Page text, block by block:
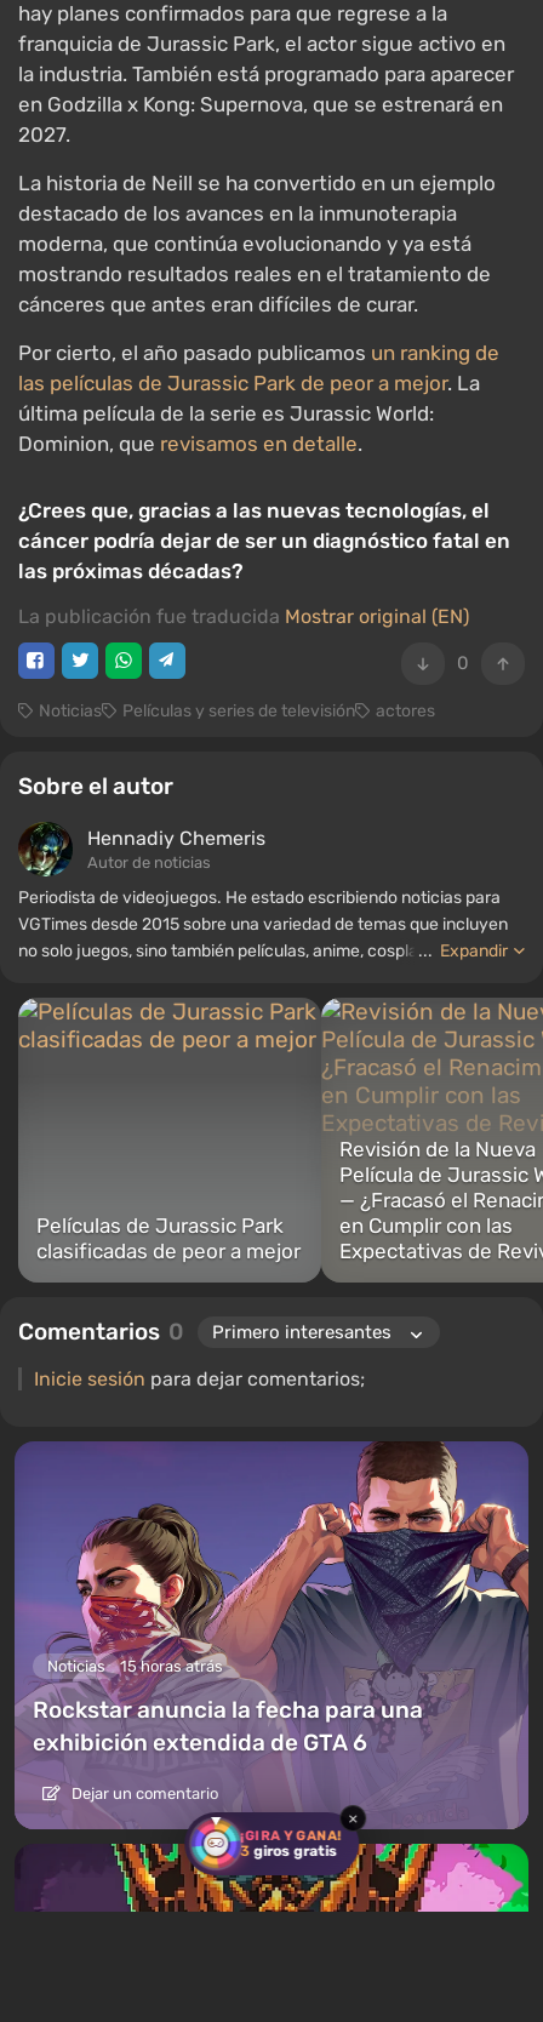
¡GIRA Y GANA!
3 giros gratis
×
hay planes confirmados para que regrese a la
franquicia de Jurassic Park, el actor sigue activo en
la industria. También está programado para aparecer
en Godzilla x Kong: Supernova, que se estrenará en
2027.
La historia de Neill se ha convertido en un ejemplo
destacado de los avances en la inmunoterapia
moderna, que continúa evolucionando y ya está
mostrando resultados reales en el tratamiento de
cánceres que antes eran difíciles de curar.
Por cierto, el año pasado publicamos un ranking de
las películas de Jurassic Park de peor a mejor. La
última película de la serie es Jurassic World:
Dominion, que revisamos en detalle.
¿Crees que, gracias a las nuevas tecnologías, el
cáncer podría dejar de ser un diagnóstico fatal en
las próximas décadas?
La publicación fue traducida Mostrar original (EN)
0
Noticias Películas y series de televisión actores
Sobre el autor
Hennadiy Chemеris
Autor de noticias
Periodista de videojuegos. He estado escribiendo noticias para
VGTimes desde 2015 sobre una variedad de temas que incluyen
no solo juegos, sino también películas, anime, cosplay, tecnología
También soy el autor de varias reseñas, listas de los mejores,
compilaciones y otros artículos relacionados con los videojuegos.
Colecciono varios recuerdos de jugadores, incluyendo figuras,
carteles, consolas antiguas y más. Tengo un gran interés en los
videojuegos retro. He estado jugando desde principios de los
... Expandir
Películas de Jurassic Park
clasificadas de peor a mejor
Revisión de la Nueva
Película de Jurassic
— ¿Fracasó el
en Cumplir con las
Expectativas de
Comentarios 0
Inicie sesión para dejar comentarios;
Noticias 15 horas atrás
Rockstar anuncia la fecha para una
exhibición extendida de GTA 6
Dejar un comentario